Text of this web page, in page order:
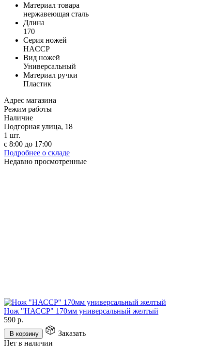
Материал товара
нержавеющая сталь
Длина
170
Серия ножей
HACCP
Вид ножей
Универсальный
Материал ручки
Пластик
Адрес магазина
Режим работы
Наличие
Подгорная улица, 18
1 шт.
с 8:00 до 17:00
Подробнее о складе
Недавно просмотренные
Нож "НАССР" 170мм универсальный желтый
590 р.
В корзину
Заказать
Нет в наличии